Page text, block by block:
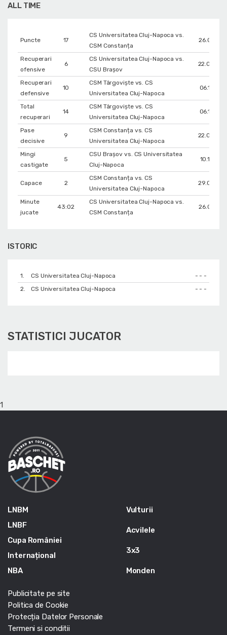
ALL TIME
Puncte 17
CS Universitatea Cluj-Napoca vs.
CSM Constanța
Recuperari
ofensive
6
CS Universitatea Cluj-Napoca vs.
CSU Braşov
Recuperari
defensive
10
CSM Târgoviște vs. CS
Universitatea Cluj-Napoca
Total
recuperari
14
CSM Târgoviște vs. CS
Universitatea Cluj-Napoca
Pase
decisive
9
CSM Constanța vs. CS
Universitatea Cluj-Napoca
Mingi
castigate
5
CSU Braşov vs. CS Universitatea
Cluj-Napoca
Capace 2
CSM Constanța vs. CS
Universitatea Cluj-Napoca
Minute
jucate
43:02
CS Universitatea Cluj-Napoca vs.
CSM Constanța
ISTORIC
1. CS Universitatea Cluj-Napoca
- - -
2.
CS Universitatea Cluj-Napoca - - -
STATISTICI JUCATOR
1
LNBM
LNBF
Cupa României
Internațional
NBA
Vulturii
Acvilele
3x3
Monden
Publicitate pe site
Politica de Cookie
Protecția Datelor Personale
Termeni si conditii